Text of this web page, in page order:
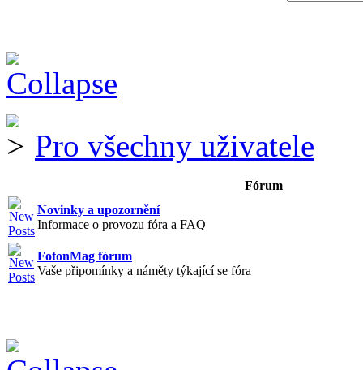
Pro všechny uživatele
Fórum
Novinky a upozornění
Informace o provozu fóra a FAQ
FotonMag fórum
Vaše připomínky a náměty týkající se fóra